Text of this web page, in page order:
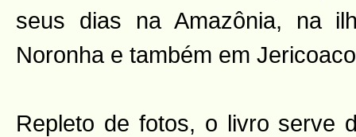
seus dias na Amazônia, na
Noronha e também em
Repleto de fotos, o livro serve